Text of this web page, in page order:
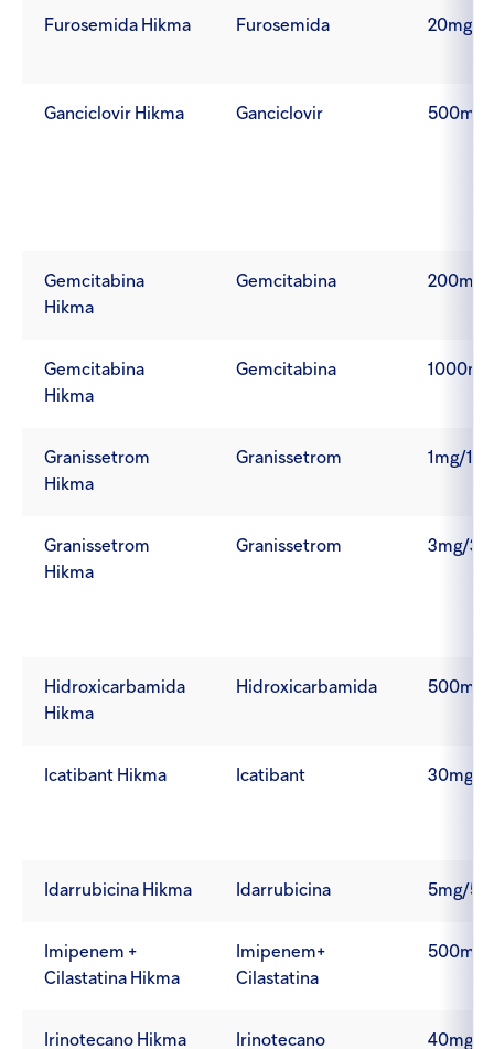
Furosemida Hikma Furosemida 20mg/
Ganciclovir Hikma Ganciclovir 500mg
Gemcitabina
Hikma
Gemcitabina 200mg
Gemcitabina
Hikma
Gemcitabina 1000mg
Granissetrom
Hikma
Granissetrom 1mg/1ml
Granissetrom
Hikma
Granissetrom 3mg/
Hidroxicarbamida
Hikma
Hidroxicarbamida 500mg
Icatibant Hikma Icatibant 30mg/
Idarrubicina Hikma Idarrubicina 5mg/
Imipenem +
Cilastatina Hikma
Imipenem+
Cilastatina
Irinotecano Hikma Irinotecano 40mg/